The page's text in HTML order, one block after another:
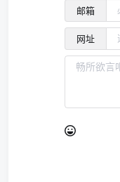
邮箱
网址